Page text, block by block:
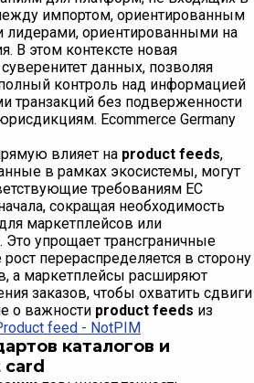
импортом, ориентированным
лидерами, ориентированными на
В этом контексте новая
данных, позволяя
контроль над информацией
транзакций без подверженности
Ecommerce Germany
влияет на product feeds,
в рамках экосистемы, могут
требованиям ЕС
сокращая необходимость
маркетплейсов или
Это упрощает трансграничные
перераспределяется в сторону
а маркетплейсы расширяют
заказов, чтобы охватить сдвиги
о важности product feeds из
feed - NotPIM
каталогов и
card